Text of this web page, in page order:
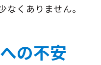
なくありません。
の不安